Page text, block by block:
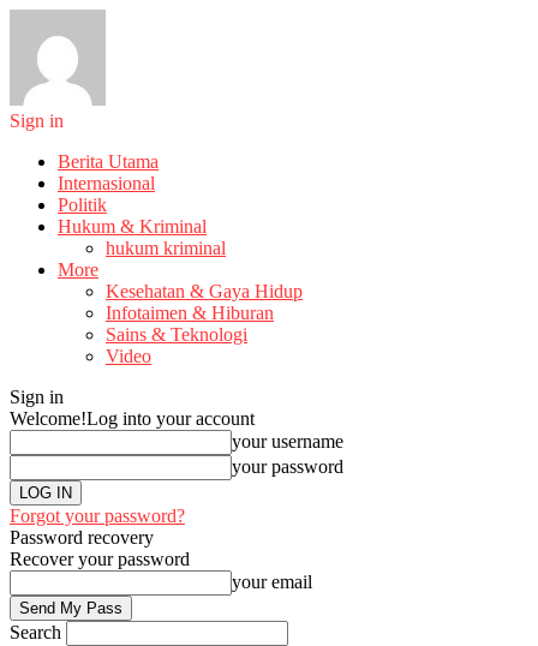
Sign in
Berita Utama
Internasional
Politik
Hukum & Kriminal
hukum kriminal
More
Kesehatan & Gaya Hidup
Infotaimen & Hiburan
Sains & Teknologi
Video
Sign in
Welcome!Log into your account
your username
your password
Forgot your password?
Password recovery
Recover your password
your email
Search